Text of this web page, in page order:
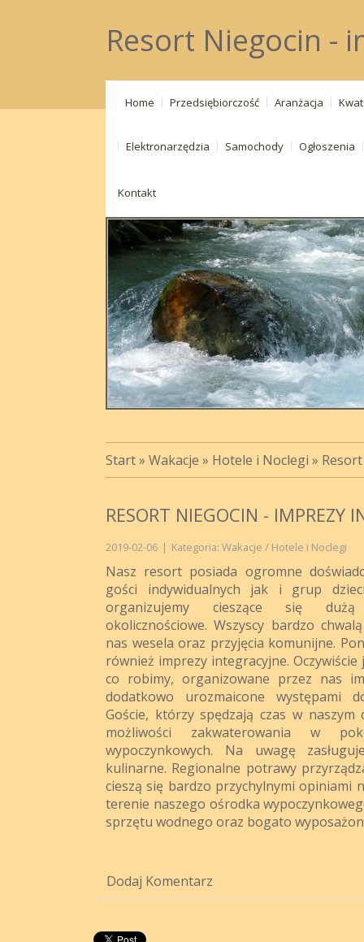
Resort Niegocin -
Home Przedsiębiorczość Aranżacja
Elektronarzędzia Samochody Ogłoszenia
Kontakt
Start» Wakacje » Hotele i Noclegi »
RESORT NIEGOCIN - IMPREZY
2019-02-06 | Kategoria: Wakacje / Hotele i Noclegi
Nasz resort posiada ogromne
gości indywidualnych jak i grup
organizujemy cieszące się dużą
okolicznościowe. Wszyscy bardzo
nas wesela oraz przyjęcia komunijne.
również imprezy integracyjne.
co robimy, organizowane przez nas
dodatkowo urozmaicone występami
Goście, którzy spędzają czas w
możliwości zakwaterowania w
wypoczynkowych. Na uwagę
kulinarne. Regionalne potrawy
cieszą się bardzo przychylnymi opiniami
terenie naszego ośrodka
sprzętu wodnego oraz bogato
Dodaj Komentarz